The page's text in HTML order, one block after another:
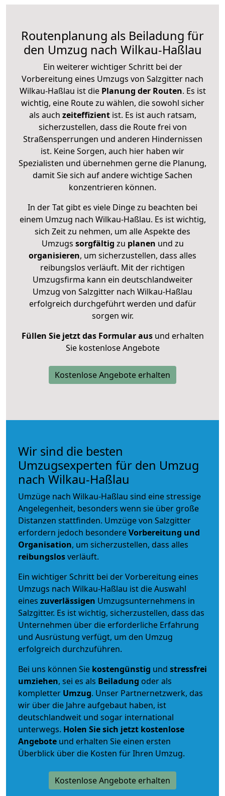
Routenplanung als Beiladung für
den Umzug nach Wilkau-Haßlau
Ein weiterer wichtiger Schritt bei der
Vorbereitung eines Umzugs von Salzgitter nach
Wilkau-Haßlau ist diePlanung der Routen. Es ist
wichtig, eine Route zu wählen, die sowohl sicher
als auch zeiteffizientist. Es ist auch ratsam,
sicherzustellen, dass die Route frei von
Straßensperrungen und anderen Hindernissen
ist. Keine Sorgen, auch hier haben wir
Spezialisten und übernehmen gerne die Planung,
damit Sie sich auf andere wichtige Sachen
konzentrieren können.
In der Tat gibt es viele Dinge zu beachten bei
einem Umzug nach Wilkau-Haßlau. Es ist wichtig,
sich Zeit zu nehmen, um alle Aspekte des
Umzugs sorgfältig zu planen und zu
organisieren, um sicherzustellen, dass alles
reibungslos verläuft. Mit der richtigen
Umzugsfirma kann ein deutschlandweiter
Umzug von Salzgitter nach Wilkau-Haßlau
erfolgreich durchgeführt werden und dafür
sorgen wir.
Füllen Sie jetzt das Formular ausund erhalten
Sie kostenlose Angebote
Kostenlose Angebote erhalten
Wir sind die besten
Umzugsexperten für den Umzug
nach Wilkau-Haßlau
Umzüge nach Wilkau-Haßlau sind eine stressige
Angelegenheit, besonders wenn sie über große
Distanzen stattfinden. Umzüge von Salzgitter
erfordern jedoch besondereVorbereitung und
Organisation, um sicherzustellen, dass alles
reibungslosverläuft.
Ein wichtiger Schritt bei der Vorbereitung eines
Umzugs nach Wilkau-Haßlau ist die Auswahl
eines zuverlässigen Umzugsunternehmens in
Salzgitter. Es ist wichtig, sicherzustellen, dass das
Unternehmen über die erforderliche Erfahrung
und Ausrüstung verfügt, um den Umzug
erfolgreich durchzuführen.
Bei uns können Sie kostengünstig und stressfrei
umziehen, sei es als Beiladung oder als
kompletter Umzug. Unser Partnernetzwerk, das
wir über die Jahre aufgebaut haben, ist
deutschlandweit und sogar international
unterwegs. Holen Sie sich jetzt kostenlose
Angebote und erhalten Sie einen ersten
Überblick über die Kosten für Ihren Umzug.
Kostenlose Angebote erhalten